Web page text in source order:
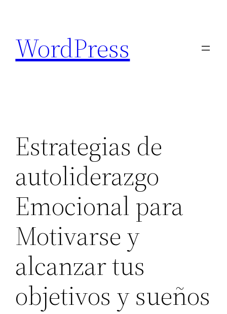
contenido
WordPress
Estrategias de
autoliderazgo
Emocional para
Motivarse y
alcanzar tus
objetivos y sueños